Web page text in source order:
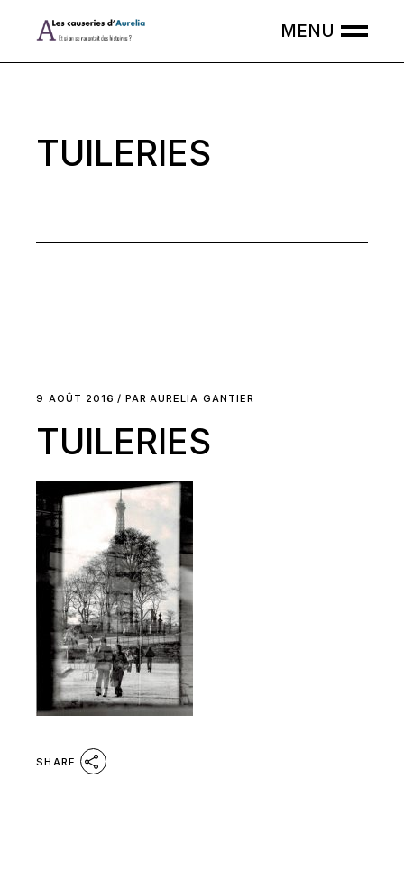
TUILERIES
9 AOÛT 2016 PAR AURELIA GANTIER
TUILERIES
SHARE